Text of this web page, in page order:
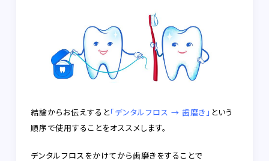
結論からお伝えすると「デンタルフロス → 歯磨き」 という
順序で使用することをオススメします。
デンタルフロスをかけてから歯磨きをすることで